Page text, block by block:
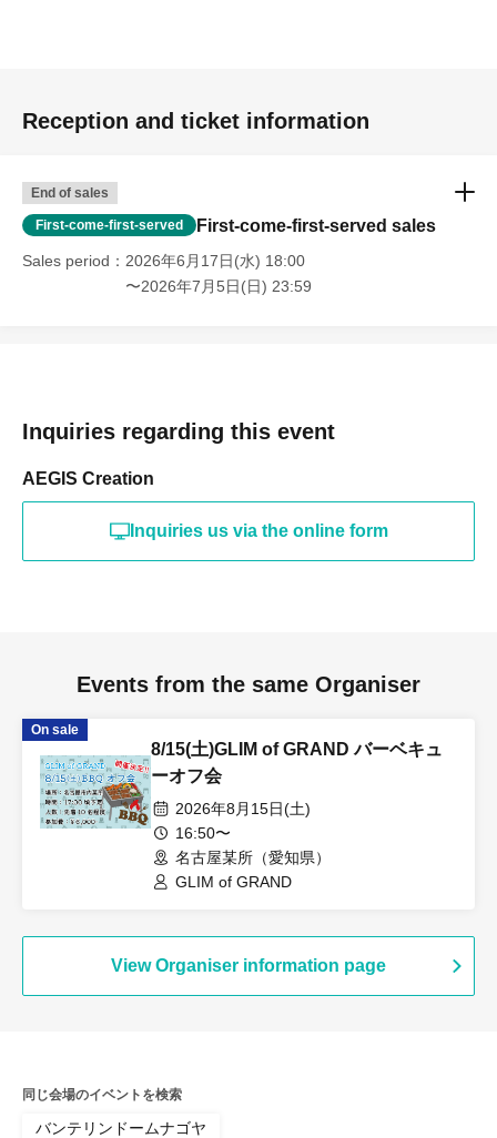
Reception and ticket information
End of sales
First-come-first-served First-come-first-served sales
Sales period
2026年6月17日(水) 18:00
〜2026年7月5日(日) 23:59
Inquiries regarding this event
AEGIS Creation
Inquiries us via the online form
Events from the same Organiser
On sale
8/15(土)GLIM of GRAND バーベキュ
ーオフ会
2026年8月15日(土)
16:50〜
名古屋某所（愛知県）
GLIM of GRAND
View Organiser information page
同じ会場のイベントを検索
バンテリンドームナゴヤ